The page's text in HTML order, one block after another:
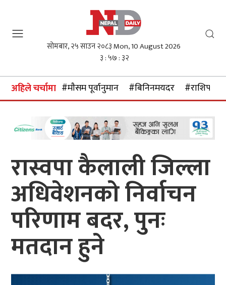
सोमबार, २५ साउन २०८३Mon, 10 August 2026
३ : ५७ : ३३
अहिले चर्चामा #माैसम पूर्वानुमान #बिनिनमयदर #राशिफल
रास्वपा कैलाली जिल्ला
अधिवेशनको निर्वाचन
परिणाम बदर, पुनः
मतदान हुने